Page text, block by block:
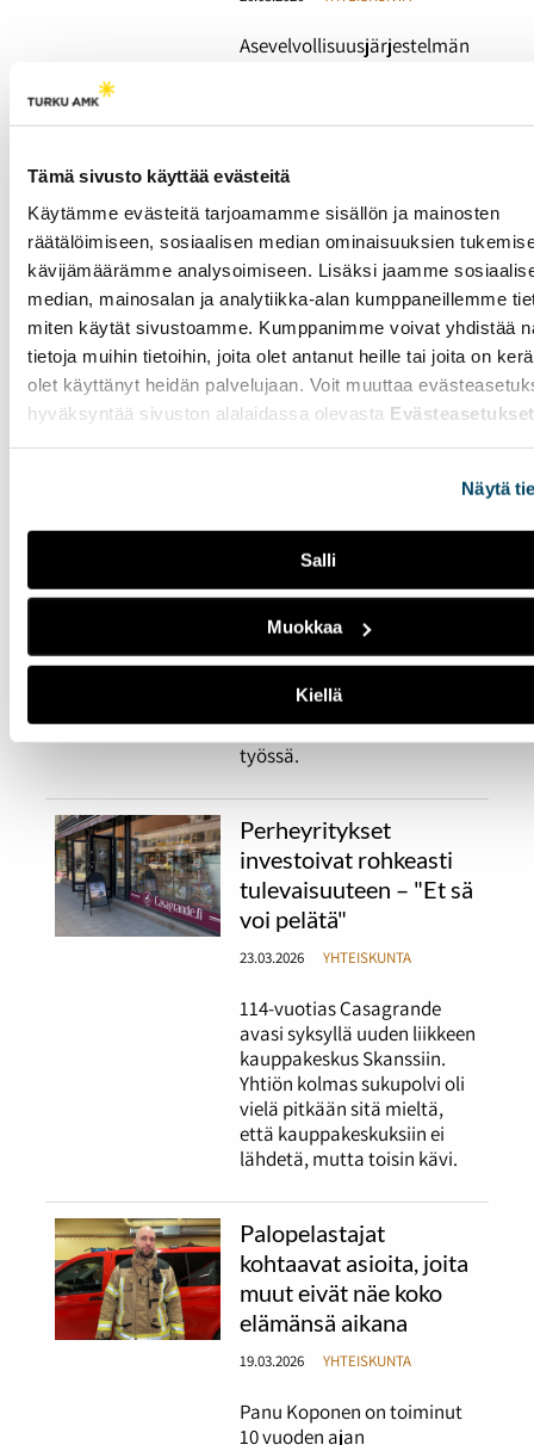
Tämä sivusto käyttää evästeitä
Käytämme evästeitä tarjoamamme sisällön ja mainosten
räätälöimiseen, sosiaalisen median ominaisuuksien
kävijämäärämme analysoimiseen. Lisäksi jaamme
median, mainosalan ja analytiikka-alan kumppaneillemme
miten käytät sivustoamme. Kumppanimme voivat yhdistää
tietoja muihin tietoihin, joita olet antanut heille tai joita on
olet käyttänyt heidän palvelujaan. Voit muuttaa
hyväksyntää sivuston alalaidassa olevasta Evästeasetukset
Näytä
Salli
Muokkaa
Kiellä
Asevelvollisuusjärjestelmän
kuin kansalaistenkin
ohjaavat tasa-
ikäluokkien pieneneminen,
joka alkaa näkyä
Puolustusvoimissa jo
lähivuosina.
Pelastushelikopteri
hälytetään vain
26.03.2026 YHTEISKUNTA
pelastushelikopterin
lentäjänä Turun
tukikohdassa. Lentäjien
tuntia. Sääolosuhteet ovat
iso stressitekijä Honkasalon
työssä.
Perheyritykset
investoivat rohkeasti
tulevaisuuteen – "Et sä
voi pelätä"
23.03.2026 YHTEISKUNTA
114-vuotias Casagrande
avasi syksyllä uuden liikkeen
kauppakeskus Skanssiin.
Yhtiön kolmas sukupolvi oli
vielä pitkään sitä mieltä,
että kauppakeskuksiin ei
lähdetä, mutta toisin kävi.
Palopelastajat
kohtaavat asioita, joita
muut eivät näe koko
elämänsä aikana
19.03.2026 YHTEISKUNTA
Panu Koponen on toiminut
10 vuoden ajan